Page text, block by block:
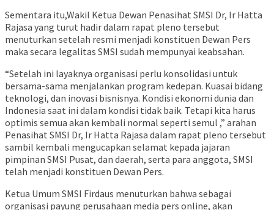
Sementara itu,Wakil Ketua Dewan Penasihat SMSI Dr, Ir Hatta
Rajasa yang turut hadir dalam rapat pleno tersebut
menuturkan setelah resmi menjadi konstituen Dewan Pers
maka secara legalitas SMSI sudah mempunyai keabsahan.
“Setelah ini layaknya organisasi perlu konsolidasi untuk
bersama-sama menjalankan program kedepan. Kuasai bidang
teknologi, dan inovasi bisnisnya. Kondisi ekonomi dunia dan
Indonesia saat ini dalam kondisi tidak baik. Tetapi kita harus
optimis semua akan kembali normal seperti semul ,” arahan
Penasihat SMSI Dr, Ir Hatta Rajasa dalam rapat pleno tersebut
sambil kembali mengucapkan selamat kepada jajaran
pimpinan SMSI Pusat, dan daerah, serta para anggota, SMSI
telah menjadi konstituen Dewan Pers.
Ketua Umum SMSI Firdaus menuturkan bahwa sebagai
organisasi payung perusahaan media pers online, akan